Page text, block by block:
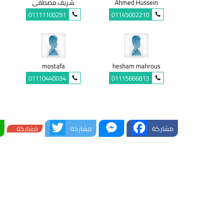
Ahmed Hussein
01145002210
شريف مصطفى
01111100291
hesham mahrous
01115666813
mostafa
01110440034
مشاركة Facebook
Messenger
مشاركة Twitterمشاركة